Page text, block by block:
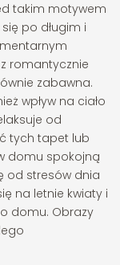
takim motywem
po długim i
z romantycznie
zabawna.
wpływ na ciało
od
tych tapet lub
domu spokojną
od stresów dnia
na letnie kwiaty i
domu. Obrazy